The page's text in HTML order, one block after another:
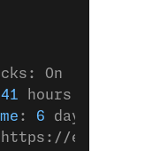
On
41 hours
: 6 days
example.